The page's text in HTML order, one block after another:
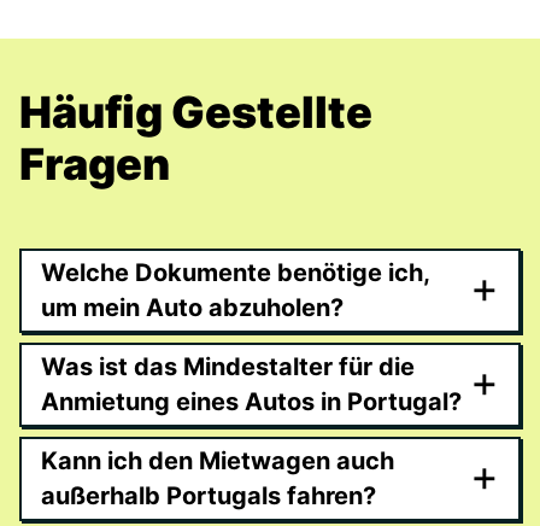
Häufig Gestellte
Fragen
Welche Dokumente benötige ich,
um mein Auto abzuholen?
+
Was ist das Mindestalter für die
Anmietung eines Autos in Portugal? +
Kann ich den Mietwagen auch
außerhalb Portugals fahren?
+